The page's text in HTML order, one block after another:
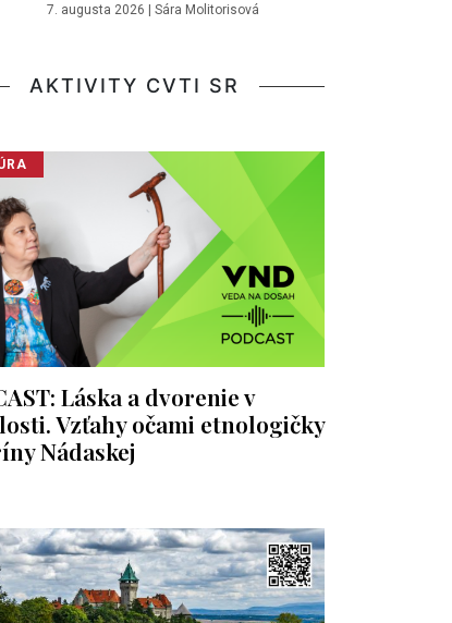
7. augusta 2026 | Sára Molitorisová
AKTIVITY CVTI SR
Láska a dvorenie v
Vzťahy očami etnologičky
Nádaskej